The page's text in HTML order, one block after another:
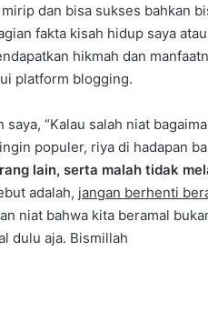
dan bisa sukses bahkan
fakta kisah hidup saya
hikmah dan
platform blogging.
“Kalau salah niat
populer, riya di hadapan
lain, serta malah tidak
adalah, jangan berhenti
niat bahwa kita beramal
dulu aja. Bismillah